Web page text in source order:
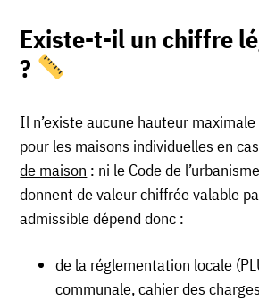
Existe-t-il un chiffre
?
Il n’existe aucune hauteur
pour les maisons individuelles en
de maison : ni le Code de
donnent de valeur chiffrée valable
admissible dépend donc :
de la réglementation locale
communale, cahier des